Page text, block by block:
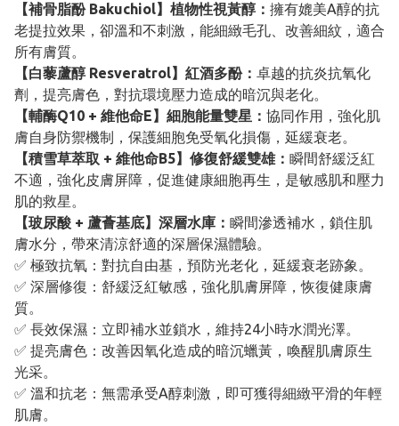
【補骨脂酚 Bakuchiol】植物性視黃醇： 擁有媲美A醇的抗
老提拉效果，卻溫和不刺激，能細緻毛孔、改善細紋，適合
所有膚質。
【白藜蘆醇 Resveratrol】紅酒多酚： 卓越的抗炎抗氧化
劑，提亮膚色，對抗環境壓力造成的暗沉與老化。
【輔酶Q10 + 維他命E】細胞能量雙星： 協同作用，強化肌
膚自身防禦機制，保護細胞免受氧化損傷，延緩衰老。
【積雪草萃取 + 維他命B5】修復舒緩雙雄： 瞬間舒緩泛紅
不適，強化皮膚屏障，促進健康細胞再生，是敏感肌和壓力
肌的救星。
【玻尿酸 + 蘆薈基底】深層水庫： 瞬間滲透補水，鎖住肌
膚水分，帶來清涼舒適的深層保濕體驗。
✅ 極致抗氧：對抗自由基，預防光老化，延緩衰老跡象。
✅ 深層修復：舒緩泛紅敏感，強化肌膚屏障，恢復健康膚
質。
✅ 長效保濕：立即補水並鎖水，維持24小時水潤光澤。
✅ 提亮膚色：改善因氧化造成的暗沉蠟黃，喚醒肌膚原生
光采。
✅ 溫和抗老：無需承受A醇刺激，即可獲得細緻平滑的年輕
肌膚。